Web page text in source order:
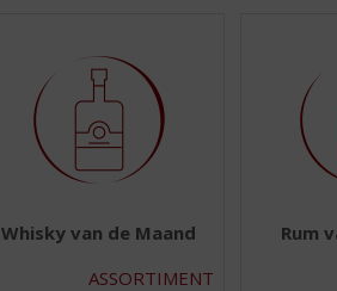
Whisky van de Maand
ASSORTIMENT
Rum